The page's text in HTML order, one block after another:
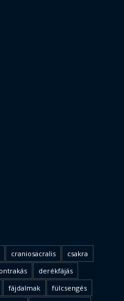
craniosacralis
csakra
derékfájás
fájdalmak
fülcsengés